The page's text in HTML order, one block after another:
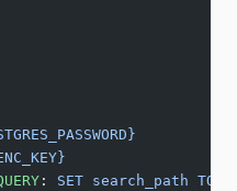
: SET search_path TO